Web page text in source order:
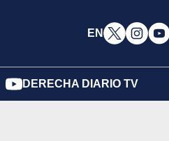
EN
DERECHA DIARIO TV